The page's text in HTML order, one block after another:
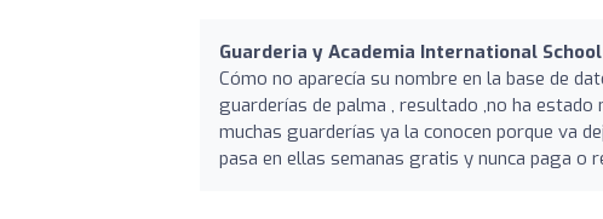
Guarderia y Academia International
Cómo no aparecía su nombre en la base de
guarderías de palma , resultado ,no ha
muchas guarderías ya la conocen porque va
pasa en ellas semanas gratis y nunca paga o